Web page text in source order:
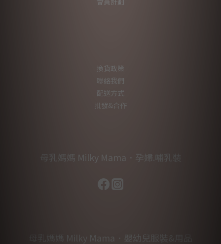
換貨政策
聯絡我們
配送方式
批發&合作
母乳媽媽 Milky Mama．孕婦.哺乳裝
母乳媽媽 Milky Mama．嬰幼兒服裝&用品